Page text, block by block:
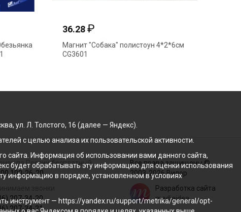
36.28₽
Магнит "Собака" полистоун 4*2*6см
CG3601
по России бесплатный
100-26-20
207-34-20
207-34-21
Все права защищены ©
2003-2026 Вилор
Разработка сайта
mediaidea
ул. Л. Толстого, 16 (далее — Яндекс).
с целью анализа их пользовательской активности.
Информация об использовании вами данного сайта,
будет обрабатывать эту информацию для оценки использования
информацию в порядке, установленном в условиях
инструмент — https://yandex.ru/support/metrika/general/opt-